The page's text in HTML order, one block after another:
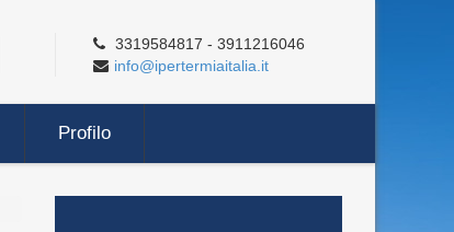
3319584817 - 3911216046
info@ipertermiaitalia.it
Profilo